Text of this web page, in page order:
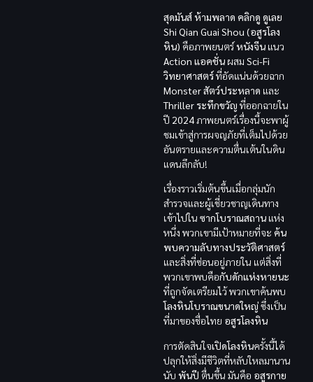
สุดมันส์ ห้ามพลาด คลิกดู ดูเลย
Shi Qian Guai Shou (อสูรโลง
หิน) คือภาพยนตร์หนังจีน แนว
Action แอคชั่น ผสม Sci-Fi
วิทยาศาสตร์ที่อัดแน่นด้วยฉาก
Monster สัตว์ประหลาด และ
Thriller ระทึกขวัญ ที่ออกฉายใน
ปี 2024ภาพยนตร์เรื่องนี้จะพาผู้
ชมเข้าสู่การผจญภัยที่เต็มไปด้วย
อันตรายและความตื่นเต้นในดิน
แดนลึกลับ!
เรื่องราวเริ่มต้นขึ้นเมื่อกลุ่มนัก
สำรวจและผู้เชี่ยวชาญเดินทาง
เข้าไปใน ซากโบราณสถาน แห่ง
หนึ่ง พวกเขามีเป้าหมายที่จะ ค้น
พบความลับทางประวัติศาสตร์
และสิ่งที่ซ่อนอยู่ภายใน แต่สิ่งที่
พวกเขาพบคือกับดักแห่งหายนะ
ที่ถูกจัดเตรียมไว้ พวกเขาค้นพบ
โลงหินโบราณขนาดใหญ่ซึ่งเป็น
ที่มาของชื่อไทย อสูรโลงหิน
การตัดสินใจเปิดโลงหินครั้งนี้ได้
ปลุกให้สิ่งมีชีวิตที่หลับใหลมานาน
นับ พันปี ตื่นขึ้น มันคือ อสูรกาย